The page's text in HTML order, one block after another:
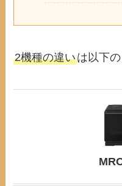
2機種の違いは以下の